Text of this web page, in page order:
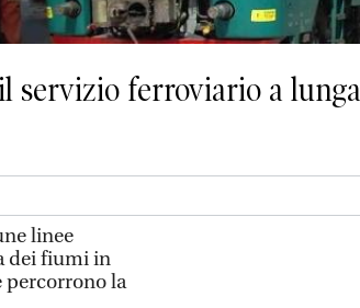
servizio ferroviario a lunga
linee
dei fiumi in
percorrono la